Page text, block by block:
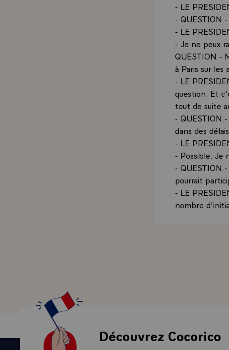
- LE
-
- LE
- Je ne peux
QUESTION.-
à Paris sur les
- LE
question. Et
tout de suite
-
dans des
- LE
- Possible. Je
-
pourrait
- LE
nombre
plusieurs
la
utilisé un ton
Découvrez Cocorico